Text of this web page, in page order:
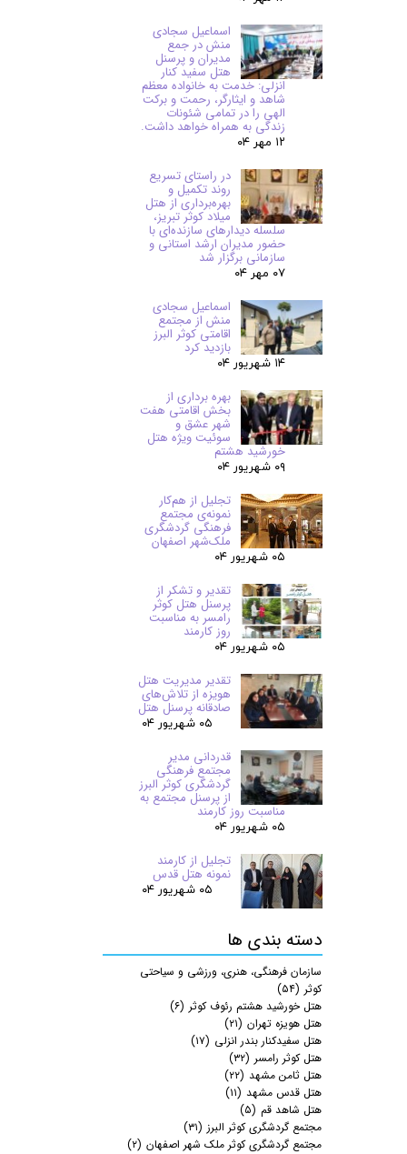
اسماعیل سجادی
منش در جمع
مدیران و پرسنل
هتل سفید کنار
انزلی: خدمت به خانواده معظم
شاهد و ایثارگر، رحمت و برکت
الهی را در تمامی شئونات
زندگی به همراه خواهد داشت.
۱۲ مهر ۰۴
در راستای تسریع
روند تکمیل و
بهره‌برداری از هتل
میلاد کوثر تبریز،
سلسله دیدارهای سازنده‌ای با
حضور مدیران ارشد استانی و
سازمانی برگزار شد
۰۷ مهر ۰۴
اسماعیل سجادی
منش از مجتمع
اقامتی کوثر البرز
بازدید کرد
۱۴ شهریور ۰۴
بهره برداری از
بخش اقامتی هفت
شهر عشق و
سوئیت ویژه هتل
خورشید هشتم
۰۹ شهریور ۰۴
تجلیل از هم‌کار
نمونه‌ی مجتمع
فرهنگی گردشگری
ملک‌شهر اصفهان
۰۵ شهریور ۰۴
تقدیر و تشکر از
پرسنل هتل کوثر
رامسر به مناسبت
روز کارمند
۰۵ شهریور ۰۴
تقدیر مدیریت هتل
هویزه از تلاش‌های
صادقانه پرسنل هتل
۰۵ شهریور ۰۴
قدردانی مدیر
مجتمع فرهنگی
گردشگری کوثر البرز
از پرسنل مجتمع به
مناسبت روز کارمند
۰۵ شهریور ۰۴
تجلیل از کارمند
نمونه هتل قدس
۰۵ شهریور ۰۴
دسته بندی ها
سازمان فرهنگی، هنری، ورزشی و سیاحتی
کوثر (۵۴)
هتل خورشید هشتم رئوف کوثر (۶)
هتل هویزه تهران (۲۱)
هتل سفیدکنار بندر انزلی (۱۷)
هتل کوثر رامسر (۳۲)
هتل ثامن مشهد (۲۲)
هتل قدس مشهد (۱۱)
هتل شاهد قم (۵)
مجتمع گردشگری کوثر البرز (۳۱)
مجتمع گردشگری کوثر ملک شهر اصفهان (۲)